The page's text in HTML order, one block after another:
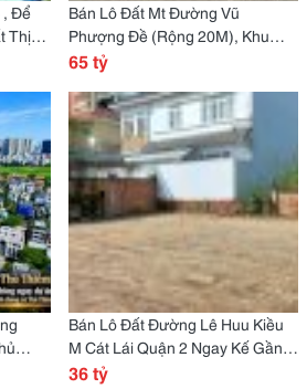
, Để
Thị
Bán Lô Đất Mt Đường Vũ
Phượng Đề (Rộng 20M), Khu
Dân Cư Villa Thủ Thiêm, Tp. Thủ
65 tỷ
Bán Lô Đất Đường Lê Huu Kiều
M Cát Lái Quận 2 Ngay Kế Gần
Sông
36 tỷ